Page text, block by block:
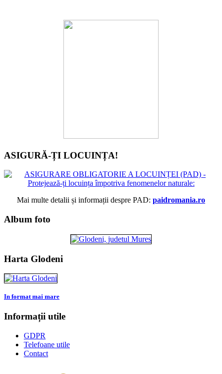
ASIGURĂ-ȚI LOCUINȚA!
Mai multe detalii și informații despre PAD: paidromania.ro
Album foto
Harta Glodeni
In format mai mare
Informații utile
GDPR
Telefoane utile
Contact